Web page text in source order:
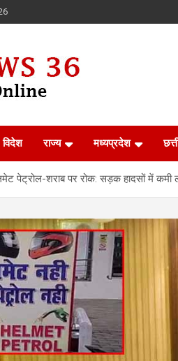
विदेश राज्य मध्यप्रदेश
पेट्रोल-शराब पर रोक: सड़क हादसों में